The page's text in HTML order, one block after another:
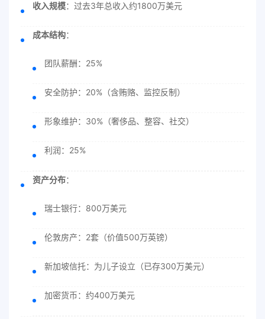
收入规模：过去3年总收入约1800万美元
成本结构：
团队薪酬：25%
安全防护：20%（含贿赂、监控反制）
形象维护：30%（奢侈品、整容、社交）
利润：25%
资产分布：
瑞士银行：800万美元
伦敦房产：2套（价值500万英镑）
新加坡信托：为儿子设立（已存300万美元）
加密货币：约400万美元